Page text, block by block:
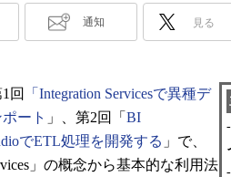
通知 見る
回
「Integration Servicesで異種デ
ート 」、第2回「 BI
でETL処理を開発する 」で、
」の概念から基本的な利用法